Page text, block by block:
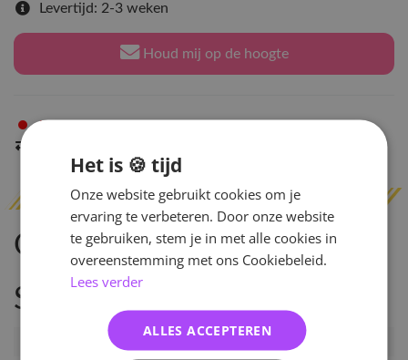
Levertijd: 2-3 weken
Houd mij op de hoogte
Niet op voorraad
Omschrijving
Specificaties
Artikelnummer
PRE-MGZ-DC-SKZ-HANCB
Het is 🍪 tijd
Onze website gebruikt cookies om je
ervaring te verbeteren. Door onze website
te gebruiken, stem je in met alle cookies in
overeenstemming met ons Cookiebeleid.
Lees verder
ALLES ACCEPTEREN